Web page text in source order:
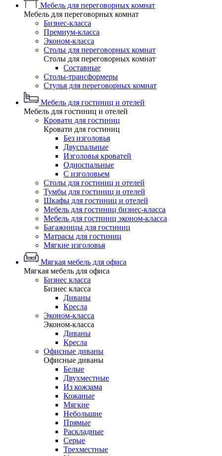
Мебель для переговорных комнат
Мебель для переговорных комнат
Бизнес-класса
Премиум-класса
Эконом-класса
Столы для переговорных комнат
Столы для переговорных комнат
Составные
Столы-трансформеры
Стулья для переговорных комнат
Мебель для гостиниц и отелей
Мебель для гостиниц и отелей
Кровати для гостиниц
Кровати для гостиниц
Без изголовья
Двуспальные
Изголовья кроватей
Односпальные
С изголовьем
Столы для гостиниц и отелей
Тумбы для гостиниц и отелей
Шкафы для гостиниц и отелей
Мебель для гостиниц бизнес-класса
Мебель для гостиниц эконом-класса
Багажницы для гостиниц
Матрасы для гостиниц
Мягкие изголовья
Мягкая мебель для офиса
Мягкая мебель для офиса
Бизнес класса
Бизнес класса
Диваны
Кресла
Эконом-класса
Эконом-класса
Диваны
Кресла
Офисные диваны
Офисные диваны
Белые
Двухместные
Из кожзама
Кожаные
Мягкие
Небольшие
Прямые
Раскладные
Серые
Трехместные